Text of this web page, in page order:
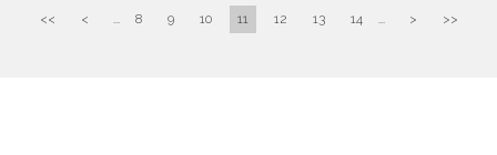
<< < ... 8 9 10 11 12 13 14 ... > >>